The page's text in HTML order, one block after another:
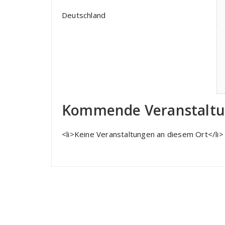
Deutschland
Kommende
<li>Keine Veranstaltungen an diesem Ort</li>